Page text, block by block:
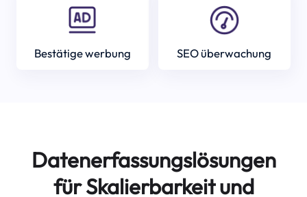
Bestätige werbung SEO überwachung
Datenerfassungslösungen
für Skalierbarkeit und